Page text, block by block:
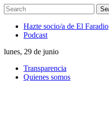
Hazte socio/a de El Faradio
Podcast
lunes, 29 de junio
Transparencia
Quienes somos